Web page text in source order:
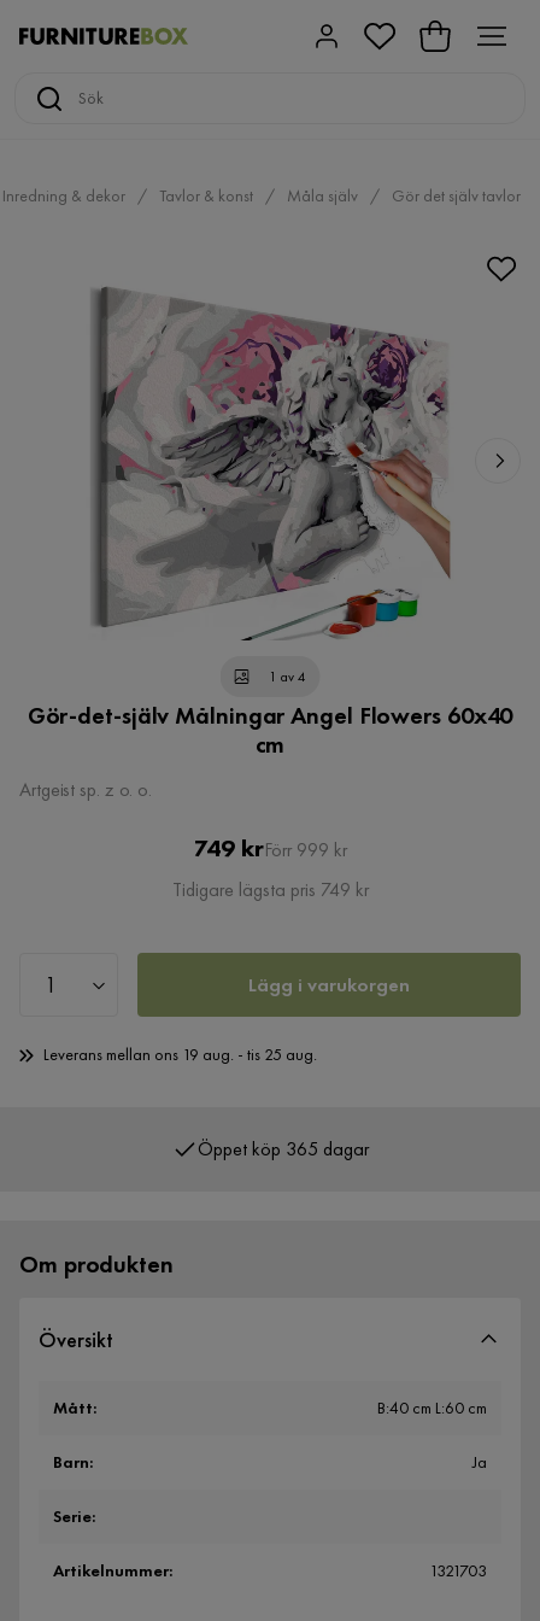
Inredning & dekor Tavlor & konst Måla själv Gör det själv tavlor
1 av 4
Gör-det-själv Målningar Angel Flowers 60x40
cm
Artgeist sp. z o. o.
Pris
749 krOriginal
Pris
Förr 999 kr
Tidigare lägsta pris 749 kr
Lägg i varukorgen
Leverans mellan ons 19 aug. - tis 25 aug.
Över 400 000 nöjda kunder
Om produkten
Översikt
Mått: B:40 cm L:60 cm
Barn: Ja
Serie:
Artikelnummer: 1321703